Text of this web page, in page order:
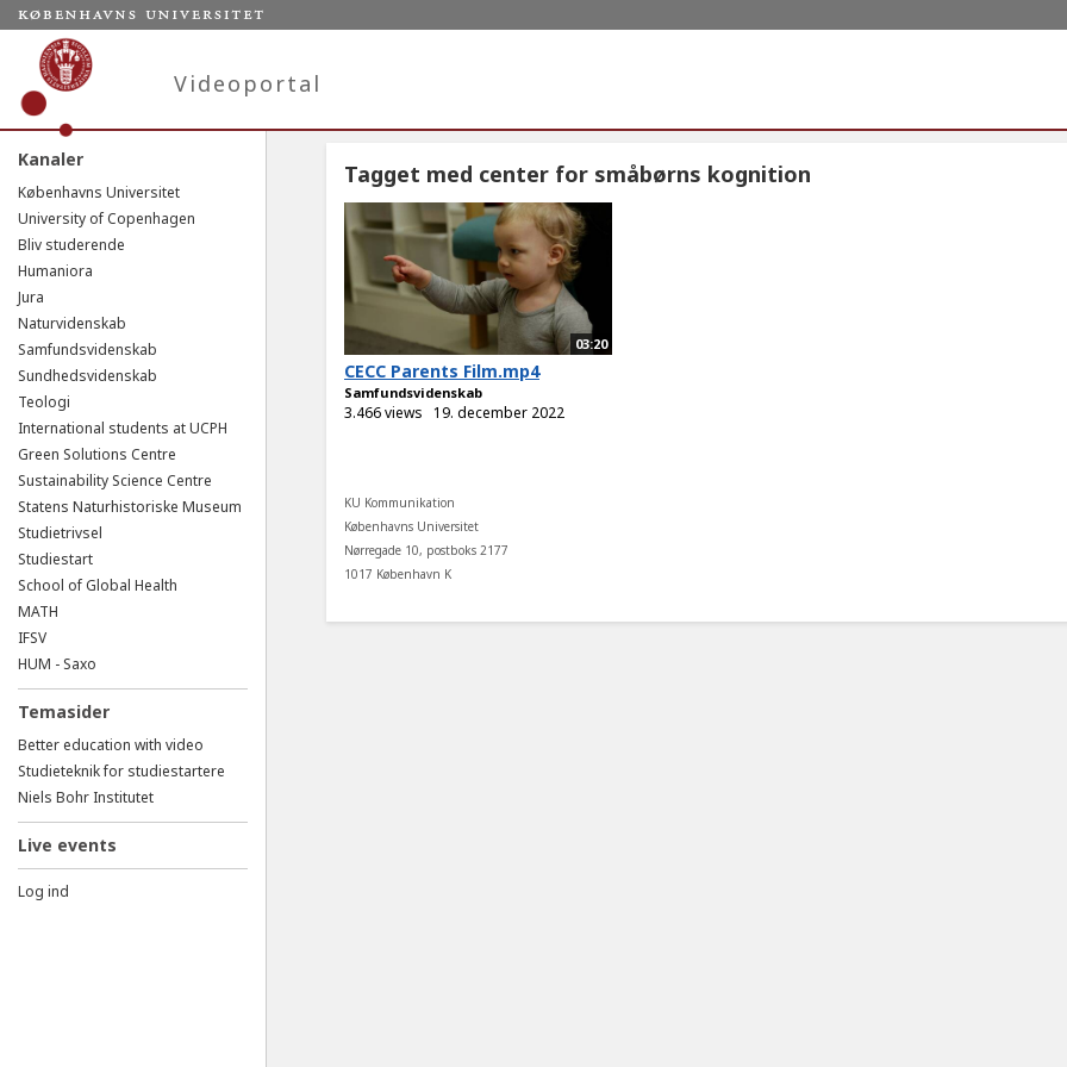
Videoportal
Kanaler
Københavns Universitet
University of Copenhagen
Bliv studerende
Humaniora
Jura
Naturvidenskab
Samfundsvidenskab
Sundhedsvidenskab
Teologi
International students at UCPH
Green Solutions Centre
Sustainability Science Centre
Statens Naturhistoriske Museum
Studietrivsel
Studiestart
School of Global Health
MATH
IFSV
HUM - Saxo
Temasider
Better education with video
Studieteknik for studiestartere
Niels Bohr Institutet
Live events
Log ind
Tagget med center for småbørns kognition
03:20
CECC Parents Film.mp4
Samfundsvidenskab
3.466 views 19. december 2022
KU Kommunikation
Københavns Universitet
Nørregade 10, postboks 2177
1017 København K